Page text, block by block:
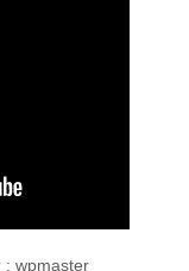
: wpmaster